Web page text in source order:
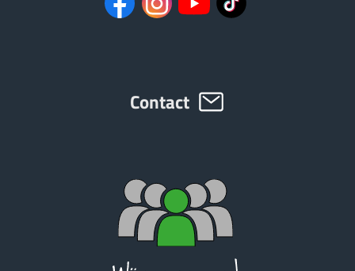
Srpski
한국의
Contact